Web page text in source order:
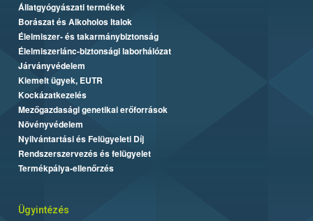
Állatgyógyászati termékek
Borászat és Alkoholos Italok
Élelmiszer- és takarmánybiztonság
Élelmiszerlánc-biztonsági laborhálózat
Járványvédelem
Kiemelt ügyek, EUTR
Kockázatkezelés
Mezőgazdasági genetikai erőforrások
Növényvédelem
Nyilvántartási és Felügyeleti Díj
Rendszerszervezés és felügyelet
Termékpálya-ellenőrzés
Ügyintézés